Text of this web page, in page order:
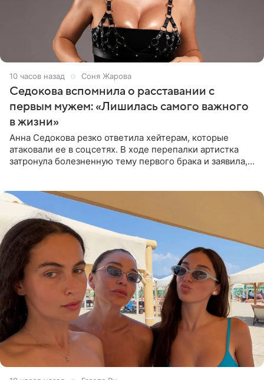
10 часов назад Соня Жарова
Седокова вспомнила о расставании с
первым мужем: «Лишилась самого важного
в жизни»
Анна Седокова резко ответила хейтерам, которые
атаковали ее в соцсетях. В ходе перепалки артистка
затронула болезненную тему первого брака и заявила,